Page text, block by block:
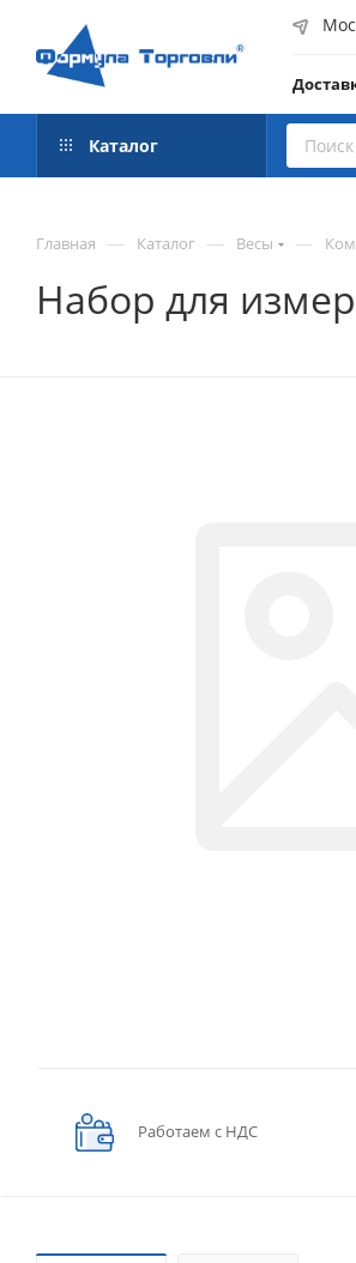
Каталог
Главная — Каталог — Весы —
Набор для
Работаем с НДС